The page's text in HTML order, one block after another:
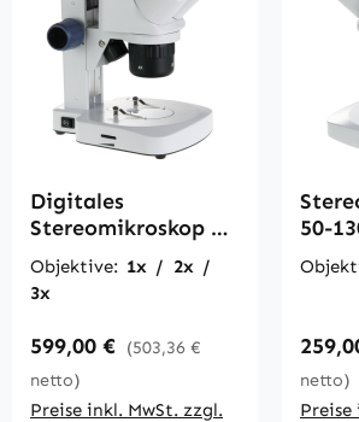
Digitales
Stereomikroskop B
50-1505
Objektive: 1x / 2x /
3x
Regulärer Preis:
599,00 € (503,36 €
netto)
Preise inkl. MwSt. zzgl.
50-
netto)
Preise